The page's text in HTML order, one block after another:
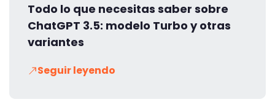
Todo lo que necesitas saber sobre
ChatGPT 3.5: modelo Turbo y otras
variantes
Seguir leyendo